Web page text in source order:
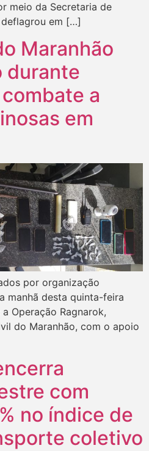
meio da Secretaria de
deflagrou em […]
Maranhão
durante
a
em
por organização
manhã desta quinta-feira
Operação Ragnarok,
do Maranhão, com o apoio
com
no índice de
coletivo